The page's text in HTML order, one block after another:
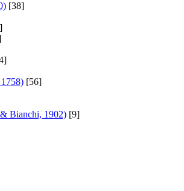
[38]
[56]
& Bianchi, 1902) [9]